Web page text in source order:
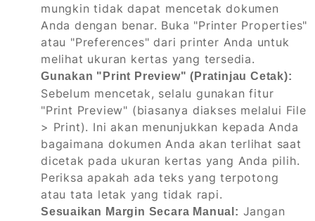
mungkin tidak dapat mencetak dokumen
Anda dengan benar. Buka "Printer Properties"
atau "Preferences" dari printer Anda untuk
melihat ukuran kertas yang tersedia.
Gunakan "Print Preview" (Pratinjau Cetak):
Sebelum mencetak, selalu gunakan fitur
"Print Preview" (biasanya diakses melalui File
> Print). Ini akan menunjukkan kepada Anda
bagaimana dokumen Anda akan terlihat saat
dicetak pada ukuran kertas yang Anda pilih.
Periksa apakah ada teks yang terpotong
atau tata letak yang tidak rapi.
Sesuaikan Margin Secara Manual: Jangan